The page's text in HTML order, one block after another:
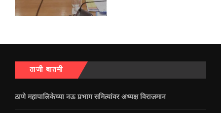
ताजी बातमी
ठाणे महापालिकेच्या नऊ प्रभाग समित्यांवर अध्यक्ष विराजमान